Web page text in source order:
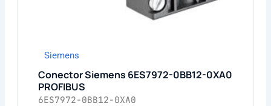
Siemens
Conector Siemens 6ES7972-0BB12-0XA0
PROFIBUS
6ES7972-0BB12-0XA0